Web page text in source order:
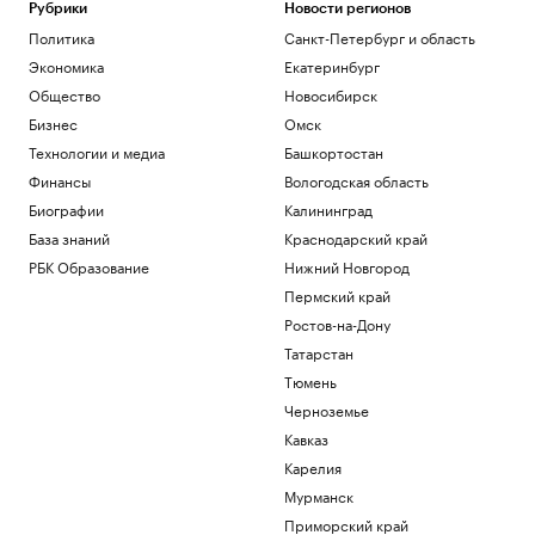
Рубрики
Политика
Экономика
Общество
Бизнес
Технологии и медиа
Финансы
Биографии
База знаний
РБК Образование
Новости регионов
Санкт-Петербург и область
Екатеринбург
Новосибирск
Омск
Башкортостан
Вологодская область
Калининград
Краснодарский край
Нижний Новгород
Пермский край
Ростов-на-Дону
Татарстан
Тюмень
Черноземье
Кавказ
Карелия
Мурманск
Приморский край